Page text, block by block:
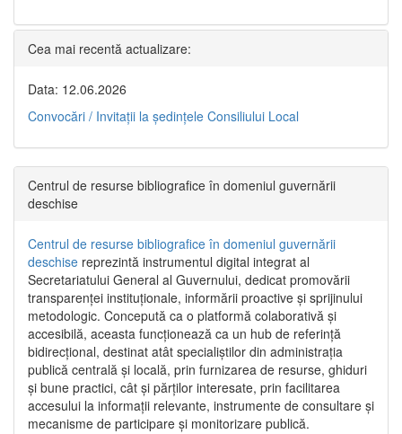
Cea mai recentă actualizare:
Data: 12.06.2026
Convocări / Invitaţii la şedinţele Consiliului Local
Centrul de resurse bibliografice în domeniul guvernării
deschise
Centrul de resurse bibliografice în domeniul guvernării
deschise reprezintă instrumentul digital integrat al
Secretariatului General al Guvernului, dedicat promovării
transparenței instituționale, informării proactive și sprijinului
metodologic. Concepută ca o platformă colaborativă și
accesibilă, aceasta funcționează ca un hub de referință
bidirecțional, destinat atât specialiștilor din administrația
publică centrală și locală, prin furnizarea de resurse, ghiduri
și bune practici, cât și părților interesate, prin facilitarea
accesului la informații relevante, instrumente de consultare și
mecanisme de participare și monitorizare publică.